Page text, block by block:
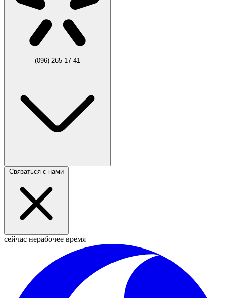
(096) 265-17-41
Связаться с нами
сейчас нерабочее время